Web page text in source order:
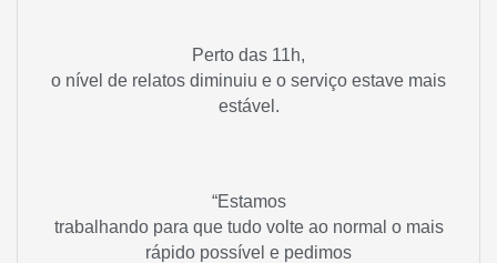
Perto das 11h,
o nível de relatos diminuiu e o serviço estave mais
estável.
“Estamos
trabalhando para que tudo volte ao normal o mais
rápido possível e pedimos